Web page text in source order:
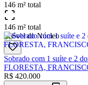
146 m² total
146 m² total
Imóvel do Núcleo
Sobrado com 1 suíte e 2
FLORESTA,
R$ 420.000